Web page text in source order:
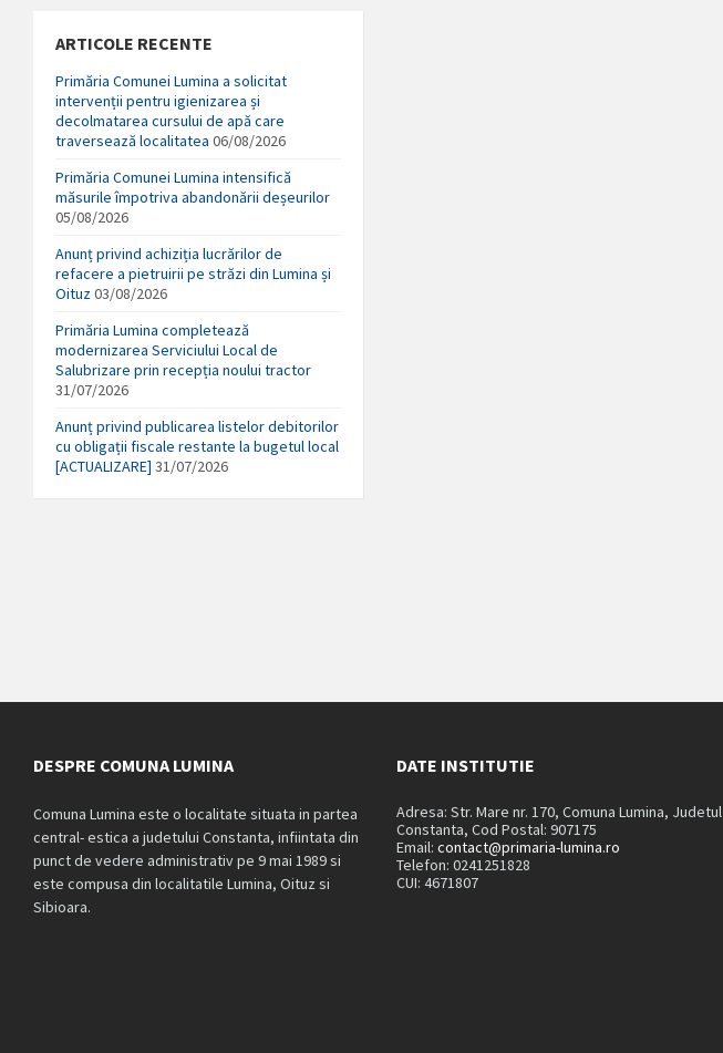
ARTICOLE RECENTE
Primăria Comunei Lumina a solicitat
intervenții pentru igienizarea și
decolmatarea cursului de apă care
traversează localitatea 06/08/2026
Primăria Comunei Lumina intensifică
măsurile împotriva abandonării deșeurilor
05/08/2026
Anunț privind achiziția lucrărilor de
refacere a pietruirii pe străzi din Lumina și
Oituz03/08/2026
Primăria Lumina completează
modernizarea Serviciului Local de
Salubrizare prin recepția noului tractor
31/07/2026
Anunț privind publicarea listelor debitorilor
cu obligații fiscale restante la bugetul local
[ACTUALIZARE] 31/07/2026
DESPRE COMUNA LUMINA
Comuna Lumina este o localitate situata in partea
central- estica a judetului Constanta, infiintata din
punct de vedere administrativ pe 9 mai 1989 si
este compusa din localitatile Lumina, Oituz si
Sibioara.
DATE INSTITUTIE
Adresa: Str. Mare nr. 170, Comuna Lumina, Judetul
Constanta, Cod Postal: 907175
Email:contact@primaria-lumina.ro
Telefon: 0241251828
CUI: 4671807